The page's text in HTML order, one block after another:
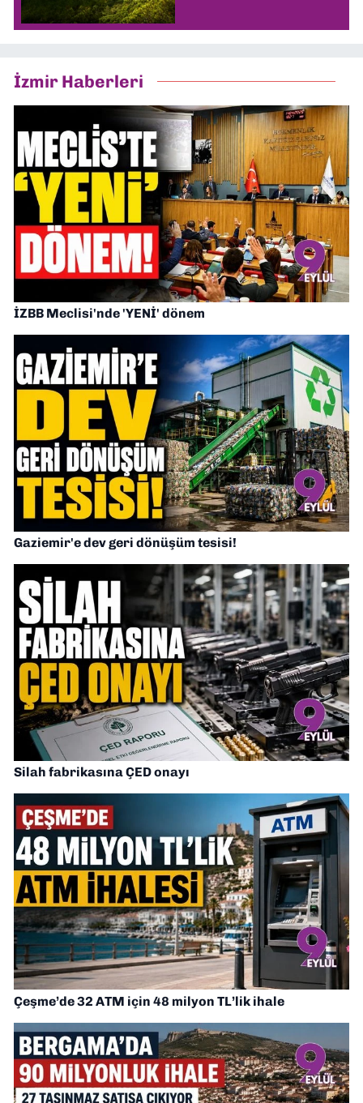
İzmir Haberleri
İZBB Meclisi'nde 'YENİ' dönem
Gaziemir'e dev geri dönüşüm tesisi!
Silah fabrikasına ÇED onayı
Çeşme’de 32 ATM için 48 milyon TL’lik ihale